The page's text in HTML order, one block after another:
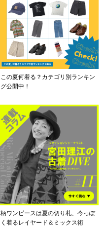
この夏何着る？カテゴリ別ランキン
グ公開中！
柄ワンピースは夏の切り札、今っぽ
く着るレイヤード＆ミックス術